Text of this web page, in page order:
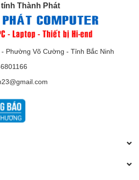
Thành Phát
Phường Võ Cường - Tỉnh Bắc Ninh